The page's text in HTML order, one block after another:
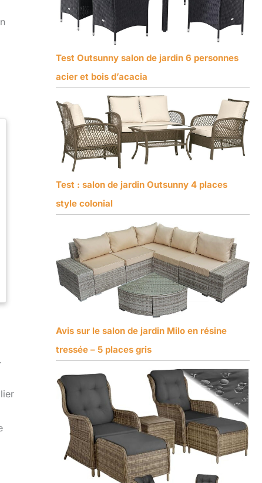
Test Outsunny salon de jardin 6 personnes
acier et bois d’acacia
Test : salon de jardin Outsunny 4 places
style colonial
Avis sur le salon de jardin Milo en résine
tressée – 5 places gris